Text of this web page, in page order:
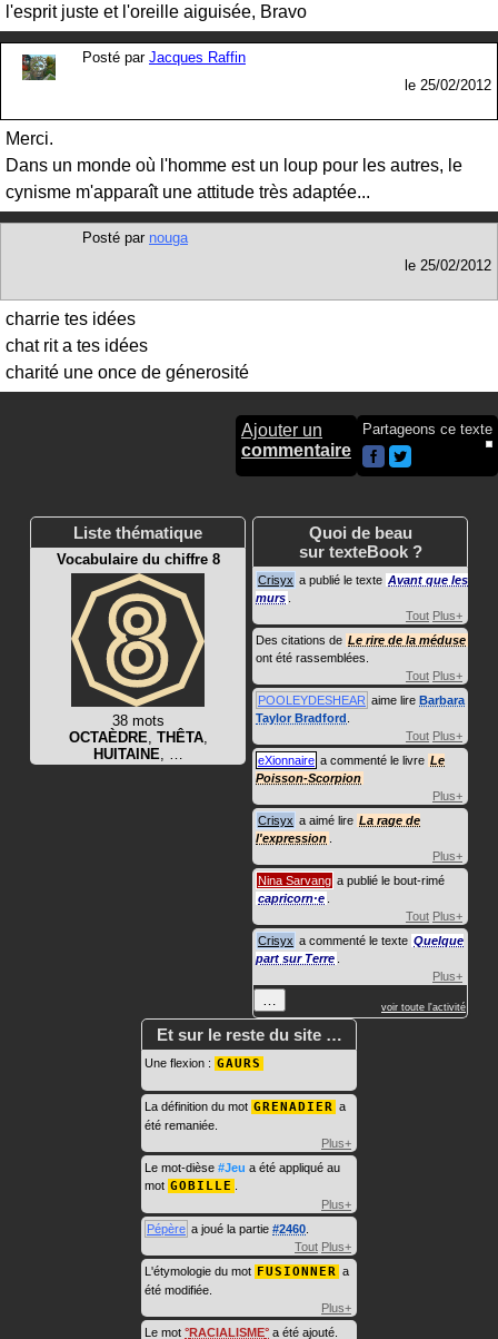
l'esprit juste et l'oreille aiguisée, Bravo
Posté par Jacques Raffin
le 25/02/2012
Merci.
Dans un monde où l'homme est un loup pour les autres, le
cynisme m'apparaît une attitude très adaptée...
Posté par nouga
le 25/02/2012
charrie tes idées
chat rit a tes idées
charité une once de génerosité
Ajouter un
commentaire
Partageons ce texte
Liste thématique
Vocabulaire du chiffre 8
38 mots
OCTAÈDRE THÊTA,
HUITAINE
Quoi de beau
sur texteBook ?
Crisyx a publié le texte Avant que les
murs
Tout Plus+
Des citations de Le rire de la méduse
ont été rassemblées.
Tout Plus+
POOLEYDESHEAR aime lire Barbara
Taylor Bradford
Tout Plus+
eXionnaire a commenté le livre Le
Poisson-Scorpion
Plus+
Crisyx a aimé lire La rage de
l'expression
Plus+
Nina Sarvang a publié le bout-rimé
capricorn·e
Tout Plus+
Crisyx a commenté le texte Quelque
part sur Terre
Plus+
voir toute l'activité
Et sur le reste du site …
Une flexion : GAURS
La définition du mot GRENADIER a
été remaniée.
Plus+
Le mot-dièse #Jeu a été appliqué au
mot GOBILLE
Plus+
Pépère a joué la partie #2460
Tout Plus+
L'étymologie du mot FUSIONNER a
été modifiée.
Plus+
Le mot RACIALISME a été ajouté.